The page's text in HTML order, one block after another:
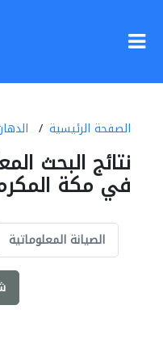
الصفحة الرئيسية
نتائج البحث
في مكة
الصيانة المعلوماتية